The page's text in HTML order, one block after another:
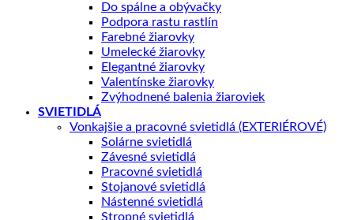
Do spálne a obývačky
Podpora rastu rastlín
Farebné žiarovky
Umelecké žiarovky
Elegantné žiarovky
Valentínske žiarovky
Zvýhodnené balenia žiaroviek
SVIETIDLÁ
Vonkajšie a pracovné svietidlá (EXTERIÉROVÉ)
Solárne svietidlá
Závesné svietidlá
Pracovné svietidlá
Stojanové svietidlá
Nástenné svietidlá
Stropné svietidlá